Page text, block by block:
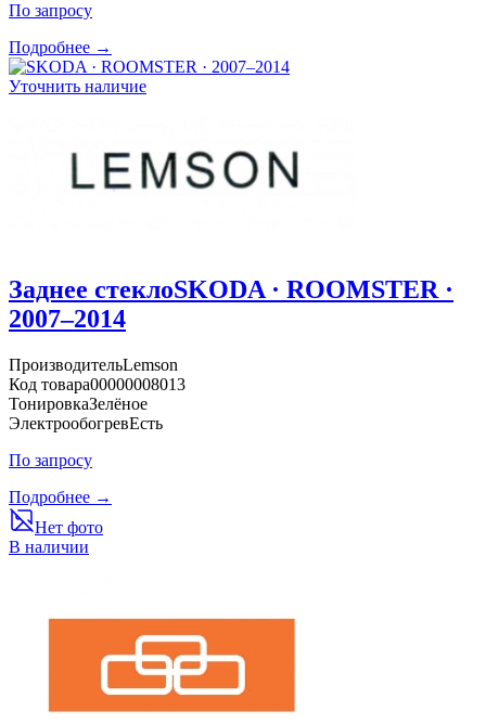
По запросу
Подробнее →
Уточнить наличие
Заднее стеклоSKODA · ROOMSTER ·
2007–2014
ПроизводительLemson
Код товара00000008013
ТонировкаЗелёное
ЭлектрообогревЕсть
По запросу
Подробнее →
Нет фото
В наличии